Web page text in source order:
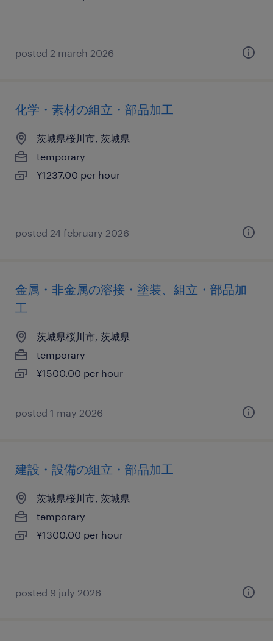
posted 2 march 2026
化学・素材の組立・部品加工
茨城県桜川市, 茨城県
temporary
¥1237.00 per hour
posted 24 february 2026
金属・非金属の溶接・塗装、組立・部品加
工
茨城県桜川市, 茨城県
temporary
¥1500.00 per hour
posted 1 may 2026
建設・設備の組立・部品加工
茨城県桜川市, 茨城県
temporary
¥1300.00 per hour
posted 9 july 2026